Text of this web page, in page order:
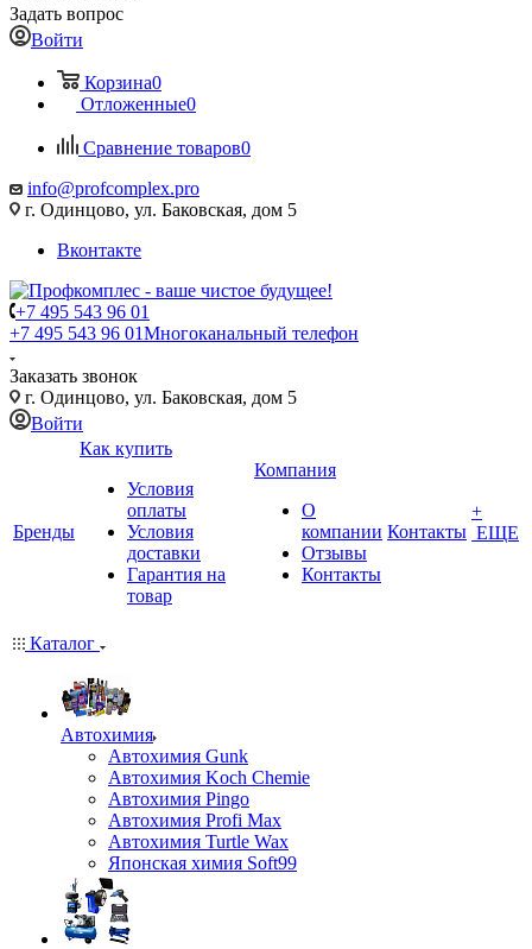
Задать вопрос
Войти
Корзина0
Отложенные0
Сравнение товаров0
info@profcomplex.pro
г. Одинцово, ул. Баковская, дом 5
Вконтакте
+7 495 543 96 01
+7 495 543 96 01Многоканальный телефон
Заказать звонок
г. Одинцово, ул. Баковская, дом 5
Войти
Бренды
Как купить
Условия
оплаты
Условия
доставки
Гарантия на
товар
Компания
О
компании
Отзывы
Контакты
Контакты
+
ЕЩЕ
Каталог
Автохимия
Автохимия Gunk
Автохимия Koch Chemie
Автохимия Pingo
Автохимия Profi Max
Автохимия Turtle Wax
Японская химия Soft99